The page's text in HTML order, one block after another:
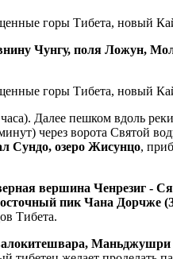
Чунгу, поля Ложун,
Далее пешком вдоль
через ворота Святой
Сундо, озеро Жисунцо,
вершина Ченрезиг -
пик Чана Дорчже
Тибета.